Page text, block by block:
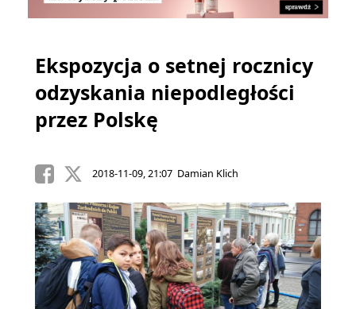
Ekspozycja o setnej rocznicy
odzyskania niepodległości
przez Polskę
2018-11-09, 21:07 Damian Klich